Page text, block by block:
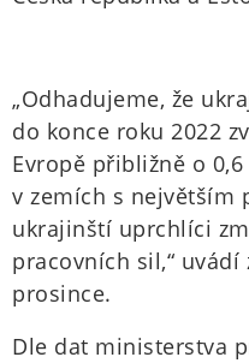
„Odhadujeme, že
do konce roku 2022
Evropě přibližně o
v zemích s největším
ukrajinští uprchlíci
pracovních sil,“ uvádí
prosince.
Dle dat ministerstva